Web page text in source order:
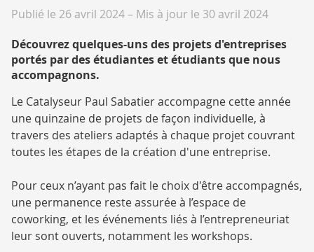
Publié le 26 avril 2024– Mis à jour le 30 avril 2024
Découvrez quelques-uns des projets d'entreprises
portés par des étudiantes et étudiants que nous
accompagnons.
Le Catalyseur Paul Sabatier accompagne cette année
une quinzaine de projets de façon individuelle, à
travers des ateliers adaptés à chaque projet couvrant
toutes les étapes de la création d'une entreprise.
Pour ceux n’ayant pas fait le choix d'être accompagnés,
une permanence reste assurée à l’espace de
coworking, et les événements liés à l’entrepreneuriat
leur sont ouverts, notamment les workshops.